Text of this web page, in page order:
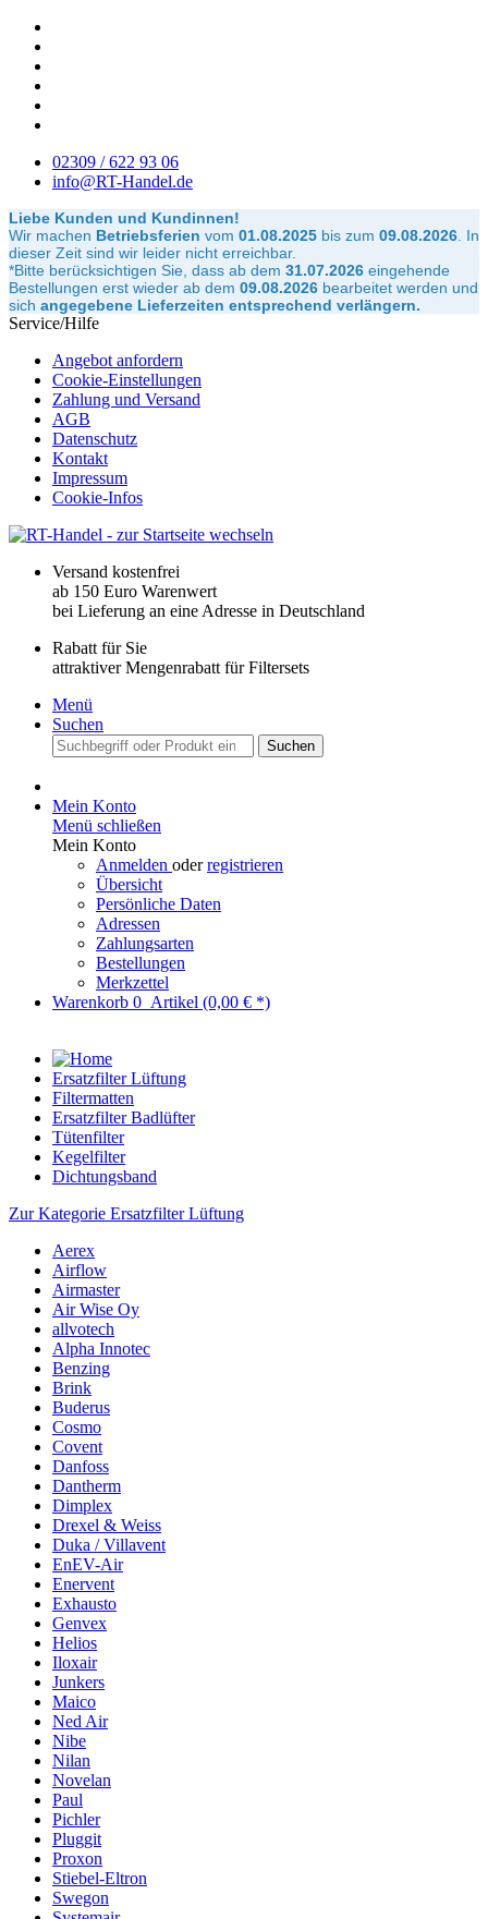
02309 / 622 93 06
info@RT-Handel.de
Liebe Kunden und Kundinnen!
Wir machen Betriebsferien vom 01.08.2025 bis zum 09.08.2026 In
dieser Zeit sind wir leider nicht erreichbar.
*Bitte berücksichtigen Sie, dass ab dem 31.07.2026 eingehende
Bestellungen erst wieder ab dem 09.08.2026 bearbeitet werden und
sich angegebene Lieferzeiten entsprechend verlängern.
Service/Hilfe
Angebot anfordern
Cookie-Einstellungen
Zahlung und Versand
AGB
Datenschutz
Kontakt
Impressum
Cookie-Infos
Versand kostenfrei
ab 150 Euro Warenwert
bei Lieferung an eine Adresse in Deutschland
Rabatt für Sie
attraktiver Mengenrabatt für Filtersets
Menü
Suchen
Suchen
Mein Konto
Menü schließen
Mein Konto
Anmelden oderregistrieren
Übersicht
Persönliche Daten
Adressen
Zahlungsarten
Bestellungen
Merkzettel
Warenkorb 0 Artikel (0,00 € *)
Ersatzfilter Lüftung
Filtermatten
Ersatzfilter Badlüfter
Tütenfilter
Kegelfilter
Dichtungsband
Zur Kategorie Ersatzfilter Lüftung
Aerex
Airflow
Airmaster
Air Wise Oy
allvotech
Alpha Innotec
Benzing
Brink
Buderus
Cosmo
Covent
Danfoss
Dantherm
Dimplex
Drexel & Weiss
Duka / Villavent
EnEV-Air
Enervent
Exhausto
Genvex
Helios
Iloxair
Junkers
Maico
Ned Air
Nibe
Nilan
Novelan
Paul
Pichler
Pluggit
Proxon
Stiebel-Eltron
Swegon